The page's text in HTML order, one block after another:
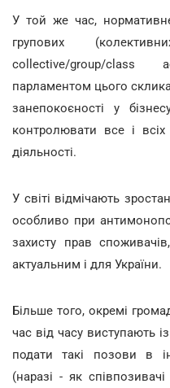
У той же час,
групових
collective/group/class
парламентом цього
занепокоєності у
контролювати все і
діяльності.
У світі відмічають
особливо при
захисту прав
актуальним і для України.
Більше того, окремі
час від часу виступають
подати такі позови в
(наразі - як